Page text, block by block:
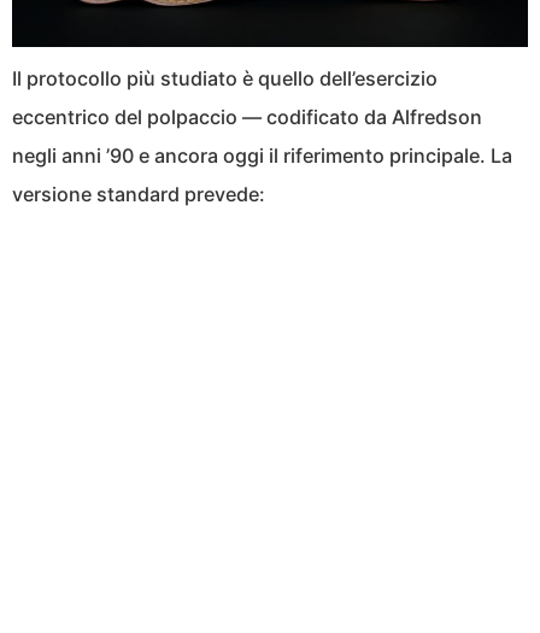
Il protocollo più studiato è quello dell’esercizio
eccentrico del polpaccio — codificato da Alfredson
negli anni ’90 e ancora oggi il riferimento principale. La
versione standard prevede: